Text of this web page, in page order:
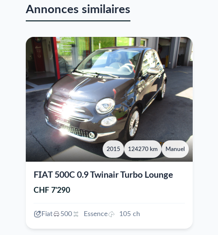
Annonces similaires
2015 124270 km Manuel
FIAT 500C 0.9 Twinair Turbo Lounge
CHF 7'290
Fiat 500 Essence 105 ch